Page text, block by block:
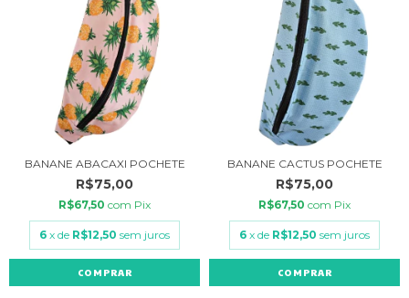
BANANE ABACAXI POCHETE
R$75,00
R$67,50 com Pix
6 x de R$12,50 sem juros
BANANE CACTUS POCHETE
R$75,00
R$67,50 com Pix
6 x de R$12,50 sem juros